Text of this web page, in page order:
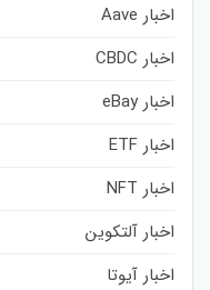
اخبار Aave
اخبار CBDC
اخبار eBay
اخبار ETF
اخبار NFT
اخبار آلتکوین
اخبار آیوتا